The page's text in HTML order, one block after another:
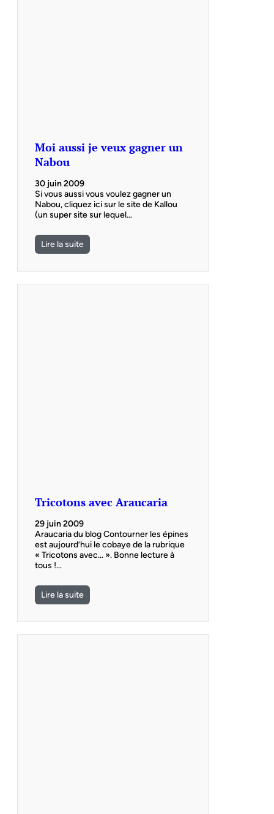
Moi aussi je veux gagner un
Nabou
30 juin 2009
Si vous aussi vous voulez gagner un
Nabou, cliquez ici sur le site de Kallou
(un super site sur lequel…
Lire la suite
Tricotons avec Araucaria
29 juin 2009
Araucaria du blog Contourner les épines
est aujourd’hui le cobaye de la rubrique
« Tricotons avec… ». Bonne lecture à
tous !…
Lire la suite